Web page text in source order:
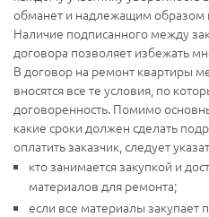
обманет и надлежащим образом
Наличие подписанного между
договора позволяет избежать
В договор на ремонт квартиры
вносятся все те условия, по
договоренность. Помимо
какие сроки должен сделать
оплатить заказчик, следует
кто занимается закупкой и
материалов для ремонта;
если все материалы закупает